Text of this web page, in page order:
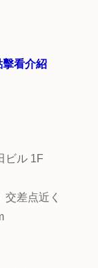
看介紹
ビル 1F
差点近く